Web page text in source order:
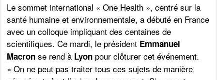
Le sommet international « One Health », centré sur la
santé humaine et environnementale, a débuté en France
avec un colloque impliquant des centaines de
scientifiques. Ce mardi, le président Emmanuel
Macron se rend à Lyon pour clôturer cet événement.
« On ne peut pas traiter tous ces sujets de manière